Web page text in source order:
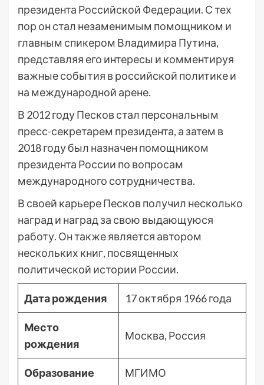
президента Российской Федерации. С тех
пор он стал незаменимым помощником и
главным спикером Владимира Путина,
представляя его интересы и комментируя
важные события в российской политике и
на международной арене.
В 2012 году Песков стал персональным
пресс-секретарем президента, а затем в
2018 году был назначен помощником
президента России по вопросам
международного сотрудничества.
В своей карьере Песков получил несколько
наград и наград за свою выдающуюся
работу. Он также является автором
нескольких книг, посвященных
политической истории России.
Дата рождения 17 октября 1966 года
Место
рождения
Москва, Россия
Образование МГИМО